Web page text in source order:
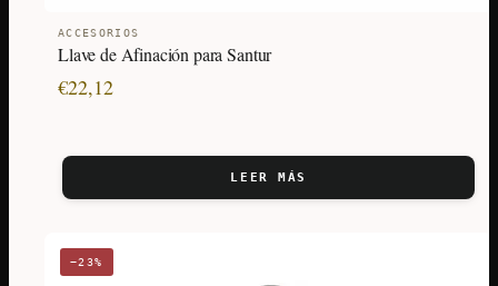
ACCESORIOS
Llave de Afinación para Santur
€22,12
LEER MÁS
−23%